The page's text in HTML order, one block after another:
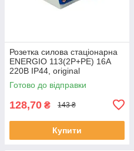
Розетка силова стаціонарна
ENERGIO 113(2P+PE) 16A
220В IP44, original
Готово до відправки
128,70 ₴ 143 ₴
Купити